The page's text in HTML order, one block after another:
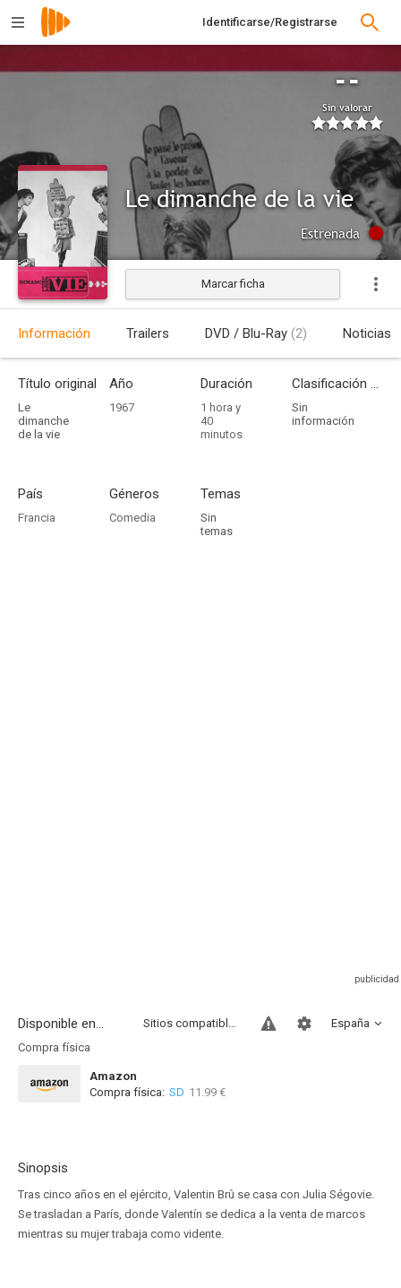
Identificarse/Registrarse
--
Sin valorar
Le dimanche de la vie
Estrenada
Marcar ficha
Información Trailers DVD / Blu-Ray (2) Noticias
Título original
Le
dimanche
de la vie
Año
1967
Duración
1 hora y
40
minutos
Clasificación por edades
Sin
información
País
Francia
Géneros
Comedia
Temas
Sin
temas
Disponible en... España
Sitios compatibles
Compra física
Amazon
Compra física: SD 11.99 €
Sinopsis
Tras cinco años en el ejército, Valentin Brû se casa con Julia Ségovie.
Se trasladan a París, donde Valentín se dedica a la venta de marcos
mientras su mujer trabaja como vidente.